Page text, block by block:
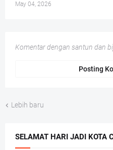
May 04, 2026
Komentar dengan santun dan
Posting
Lebih baru
SELAMAT HARI JADI KOTA